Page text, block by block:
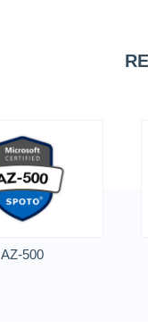
AZ-500